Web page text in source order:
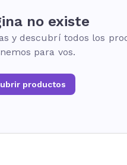
no existe
y descubrí todos los
para vos.
productos